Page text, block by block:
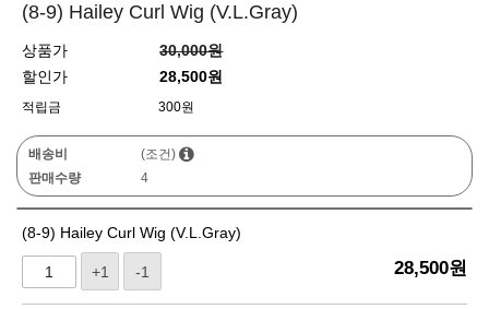
(8-9) Hailey Curl Wig (V.L.Gray)
상품가
30,000원
할인가
28,500원
적립금 300원
배송비
(조건)
판매수량
4
(8-9) Hailey Curl Wig (V.L.Gray)
+1 -1 28,500원